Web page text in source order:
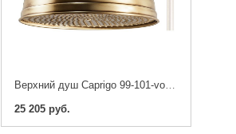
25 205 руб.